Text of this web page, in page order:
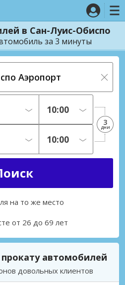
в Сан-Луис-Обиспо
за 3 минуты
3
дни
на то же место
от 26 до 69 лет
автомобилей
довольных клиентов